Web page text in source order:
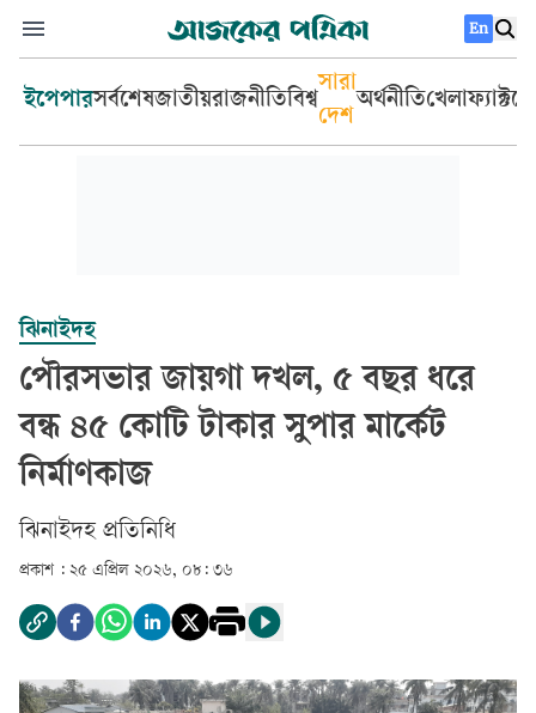
En
ইপেপারসর্বশেষজাতীয়রাজনীতিবিশ্ব
সারা
দেশ
অর্থনীতিখেলা
ঝিনাইদহ
পৌরসভার জায়গা দখল, ৫ বছর ধরে
বন্ধ ৪৫ কোটি টাকার সুপার মার্কেট
নির্মাণকাজ
ঝিনাইদহ প্রতিনিধি
প্রকাশ : ২৫ এপ্রিল ২০২৬, ০৮: ৩৬